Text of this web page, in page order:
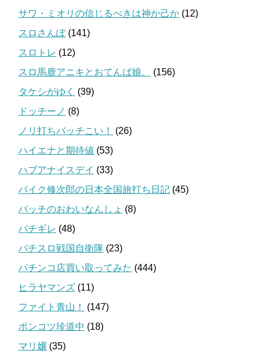
サワ・ミオリの信じるべきは神か己か (12)
スロさんぽ(141)
スロトレ (12)
スロ馬鹿アニキとおてんば娘。
(156)
タケシがゆく
(39)
ドッチーノ (8)
ノリ打ちバッチこい！
(26)
ハイエナと期待値 (53)
ハブアナイスデイ (33)
バイク修次郎の日本全国旅打ち日記 (45)
バッチのおわいなんしょ (8)
パチギレ (48)
パチスロ戦国自衛隊 (23)
パチンコ店買い取ってみた (444)
ヒラヤマンズ (11)
ファイト青山！
(147)
ポンコツ珍道中 (18)
マリ嬢 (35)